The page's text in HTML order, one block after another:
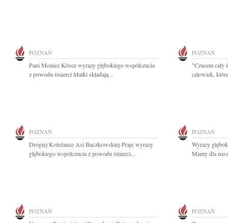
POZNAŃ
Pani Monice Kósce wyrazy głębokiego współczucia
z powodu śmierci Matki składają...
POZNAŃ
"Czasem cały
człowiek,
POZNAŃ
Drogiej Koleżance Asi Buczkowskiej-Prajs wyrazy
głębokiego współczucia z powodu śmierci...
POZNAŃ
Wyrazy
Mamy dla
POZNAŃ POZNAŃ